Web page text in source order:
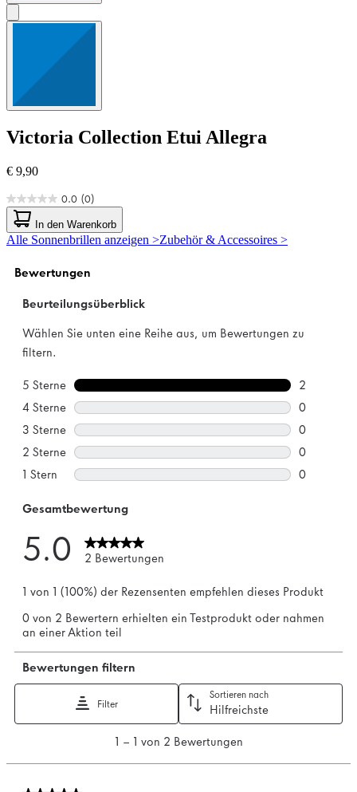
Victoria Collection Etui Allegra
€ 9,90
0.0 (0)
0.0
von
5
Sternen.
In den Warenkorb
Alle Sonnenbrillen anzeigen >Zubehör & Accessoires >